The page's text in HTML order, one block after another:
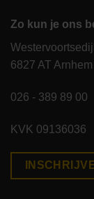
Zo kun je ons
6827 AT Arnhem
026 - 389 89 00
KVK 09136036